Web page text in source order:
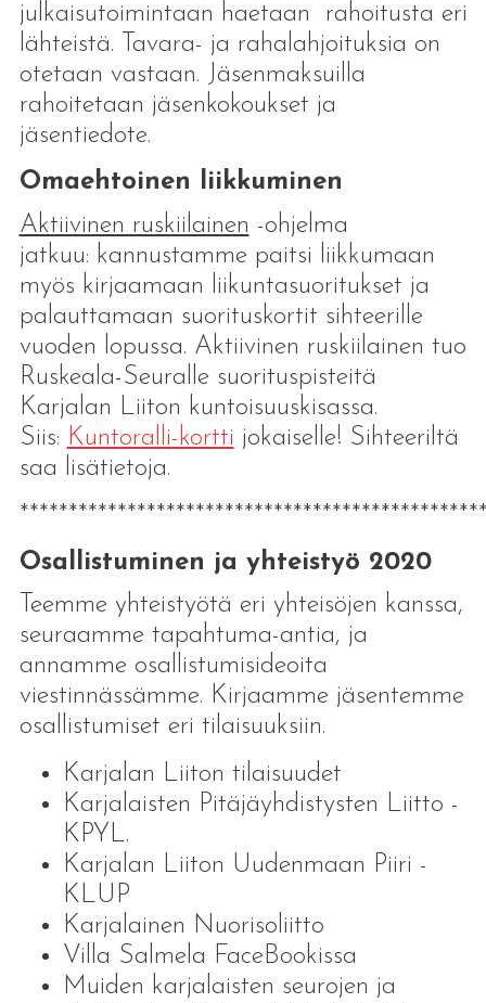
julkaisutoimintaan haetaan rahoitusta eri
lähteistä. Tavara- ja rahalahjoituksia on
otetaan vastaan. Jäsenmaksuilla
rahoitetaan jäsenkokoukset ja
jäsentiedote.
Omaehtoinen liikkuminen
Aktiivinen ruskiilainen -ohjelma
jatkuu: kannustamme paitsi liikkumaan
myös kirjaamaan liikuntasuoritukset ja
palauttamaan suorituskortit sihteerille
vuoden lopussa. Aktiivinen ruskiilainen tuo
Ruskeala-Seuralle suorituspisteitä
Karjalan Liiton kuntoisuuskisassa.
Siis: Kuntoralli-kortti jokaiselle! Sihteeriltä
saa lisätietoja.
Osallistuminen ja yhteistyö 2020
Teemme yhteistyötä eri yhteisöjen kanssa,
seuraamme tapahtuma-antia, ja
annamme osallistumisideoita
viestinnässämme. Kirjaamme jäsentemme
osallistumiset eri tilaisuuksiin.
Karjalan Liiton tilaisuudet
Karjalaisten Pitäjäyhdistysten Liitto -
KPYL.
Karjalan Liiton Uudenmaan Piiri -
KLUP
Karjalainen Nuorisoliitto
Villa Salmela FaceBookissa
Muiden karjalaisten seurojen ja